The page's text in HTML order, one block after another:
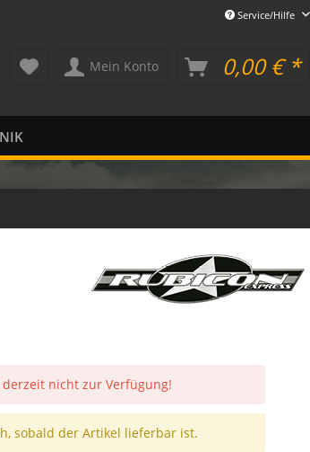
Service/Hilfe
Mein Konto 0,00 € *
nicht zur Verfügung!
sobald der Artikel lieferbar ist.